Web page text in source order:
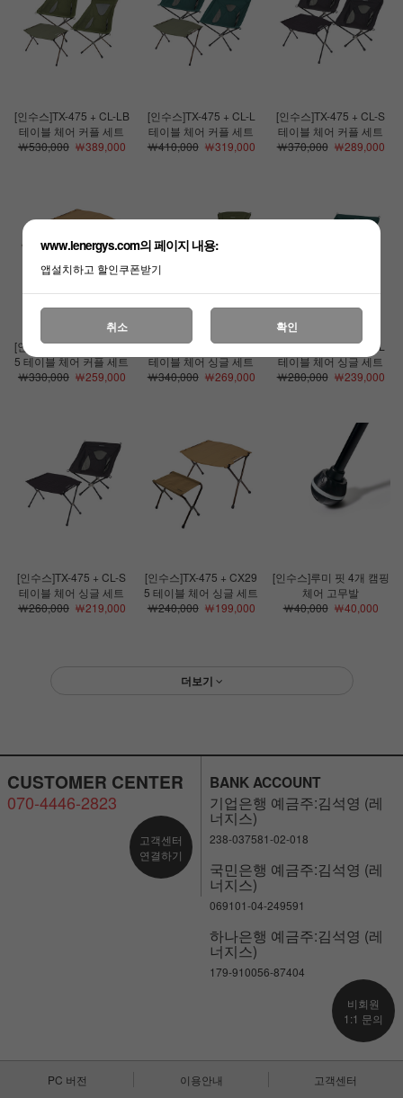
[인수스]TX-475 + CL-LB
테이블 체어 커플 세트
￦530,000￦389,000
[인수스]TX-475 + CL-L
테이블 체어 커플 세트
￦410,000￦319,000
[인수스]TX-475 + CL-S
테이블 체어 커플 세트
￦370,000￦289,000
[인수스]TX-475 + CX-29
5 테이블 체어 커플 세트
￦330,000￦259,000
[인수스]TX-475 + CL-LB
테이블 체어 싱글 세트
￦340,000￦269,000
[인수스]TX-475 + CL-L
테이블 체어 싱글 세트
￦280,000￦239,000
[인수스]TX-475 + CL-S
테이블 체어 싱글 세트
￦260,000￦219,000
[인수스]TX-475 + CX29
5 테이블 체어 싱글 세트
￦240,000￦199,000
[인수스]루미 핏 4개 캠핑
체어 고무발
￦40,000￦40,000
더보기
CUSTOMER CENTER
070-4446-2823
고객센터
연결하기
BANK ACCOUNT
기업은행 예금주:김석영 (레
너지스)
238-037581-02-018
국민은행 예금주:김석영 (레
너지스)
069101-04-249591
하나은행 예금주:김석영 (레
너지스)
179-910056-87404
비회원
1:1 문의
PC 버전 이용안내 고객센터
www.lenergys.com의 페이지 내용:
앱설치하고 할인쿠폰받기
취소 확인